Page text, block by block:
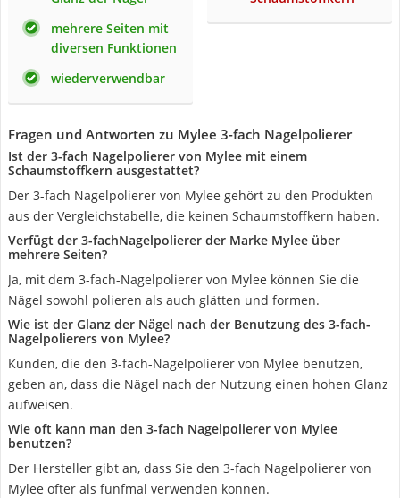
mehrere Seiten mit
diversen Funktionen
wiederverwendbar
Fragen und Antworten zu Mylee 3-fach Nagelpolierer
Ist der 3-fach Nagelpolierer von Mylee mit einem
Schaumstoffkern ausgestattet?
Der 3-fach Nagelpolierer von Mylee gehört zu den Produkten
aus der Vergleichstabelle, die keinen Schaumstoffkern haben.
Verfügt der 3-fachNagelpolierer der Marke Mylee über
mehrere Seiten?
Ja, mit dem 3-fach-Nagelpolierer von Mylee können Sie die
Nägel sowohl polieren als auch glätten und formen.
Wie ist der Glanz der Nägel nach der Benutzung des 3-fach-
Nagelpolierers von Mylee?
Kunden, die den 3-fach-Nagelpolierer von Mylee benutzen,
geben an, dass die Nägel nach der Nutzung einen hohen Glanz
aufweisen.
Wie oft kann man den 3-fach Nagelpolierer von Mylee
benutzen?
Der Hersteller gibt an, dass Sie den 3-fach Nagelpolierer von
Mylee öfter als fünfmal verwenden können.